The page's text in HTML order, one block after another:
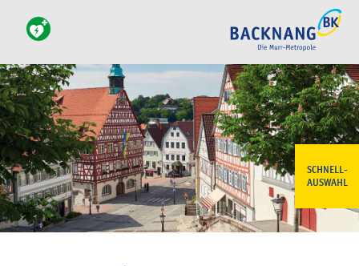
SCHNELL-
AUSWAHL